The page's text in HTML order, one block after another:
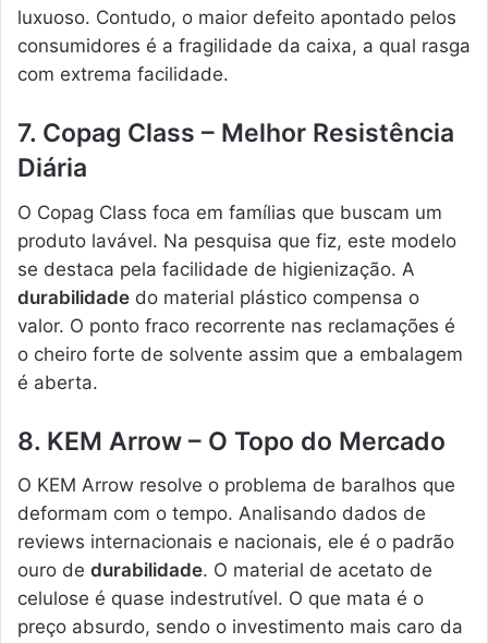
luxuoso. Contudo, o maior defeito apontado pelos
consumidores é a fragilidade da caixa, a qual rasga
com extrema facilidade.
7. Copag Class – Melhor Resistência
Diária
O Copag Class foca em famílias que buscam um
produto lavável. Na pesquisa que fiz, este modelo
se destaca pela facilidade de higienização. A
durabilidade do material plástico compensa o
valor. O ponto fraco recorrente nas reclamações é
o cheiro forte de solvente assim que a embalagem
é aberta.
8. KEM Arrow – O Topo do Mercado
O KEM Arrow resolve o problema de baralhos que
deformam com o tempo. Analisando dados de
reviews internacionais e nacionais, ele é o padrão
ouro de durabilidade. O material de acetato de
celulose é quase indestrutível. O que mata é o
preço absurdo, sendo o investimento mais caro da